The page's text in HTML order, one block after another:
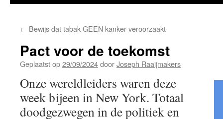
← Bewijs dat tabak GEEN kanker veroorzaakt
Pact voor de toekomst
Geplaatst op29/09/2024doorJoseph Raaijmakers
Onze wereldleiders waren deze
week bijeen in New York. Totaal
doodgezwegen in de politiek en